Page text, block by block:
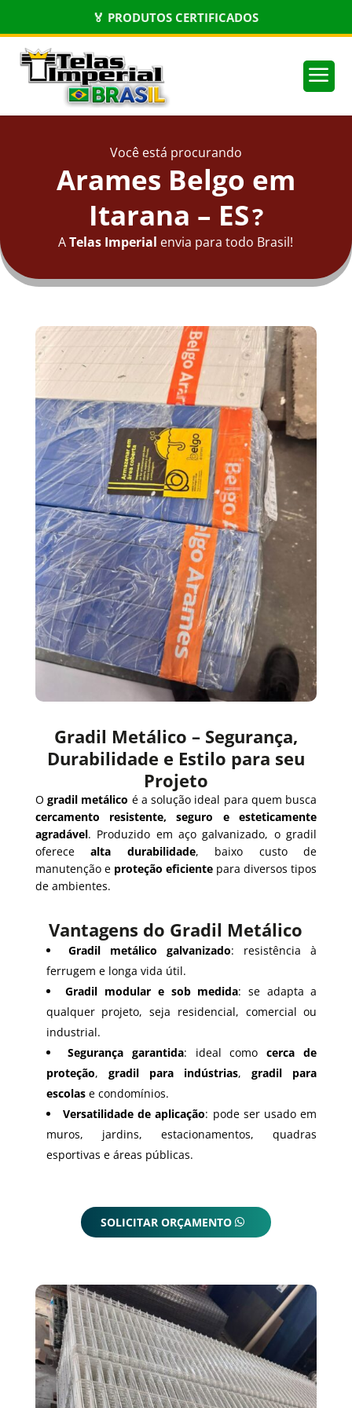
🏅 PRODUTOS CERTIFICADOS
a
Você está procurando
Arames Belgo em
Itarana – ES?
ATelas Imperial envia para todo Brasil!
Gradil Metálico – Segurança,
Durabilidade e Estilo para seu
Projeto
Ogradil metálico é a solução ideal para quem busca
cercamento resistente, seguro e esteticamente
agradável. Produzido em aço galvanizado, o gradil
oferecealta durabilidade, baixo custo de
manutenção e proteção eficiente para diversos tipos
de ambientes.
Vantagens do Gradil Metálico
Gradil metálico galvanizado: resistência à
ferrugem e longa vida útil.
Gradil modular e sob medida: se adapta a
qualquer projeto, seja residencial, comercial ou
industrial.
Segurança garantida: ideal comocerca de
proteção, gradil para indústrias,gradil para
escolase condomínios.
Versatilidade de aplicação: pode ser usado em
muros, jardins, estacionamentos, quadras
esportivas e áreas públicas.
SOLICITAR ORÇAMENTO